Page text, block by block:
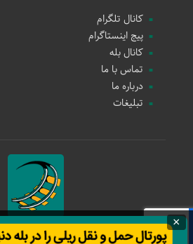
کانال تلگرام
پیج اینستاگرام
کانال بله
تماس با ما
درباره ما
تبلیغات
حمل و نقل ریلی
×